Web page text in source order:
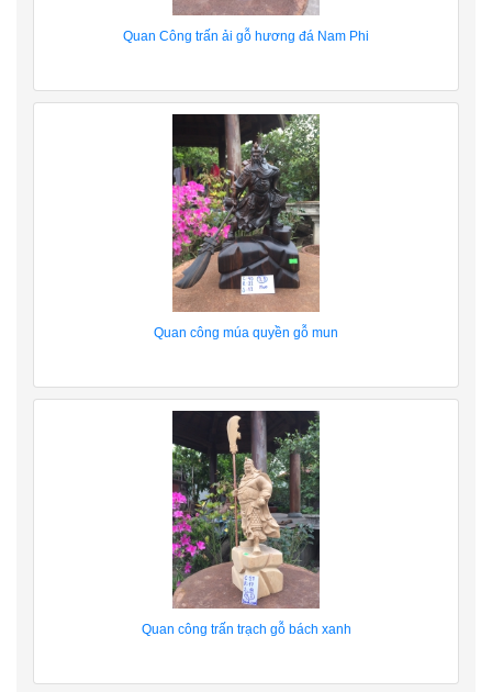
Quan Công trấn ải gỗ hương đá Nam Phi
Quan công múa quyền gỗ mun
Quan công trấn trạch gỗ bách xanh